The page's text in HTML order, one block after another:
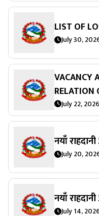
LIST OF
July 30,
VACANCY
RELATION
July 22,
नयाँ
July 20,
नयाँ
July 14,